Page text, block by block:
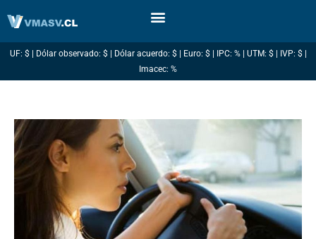
UF: $ | Dólar observado: $ | Dólar acuerdo: $ | Euro: $ | IPC: % | UTM: $ | IVP: $ |
Imacec: %